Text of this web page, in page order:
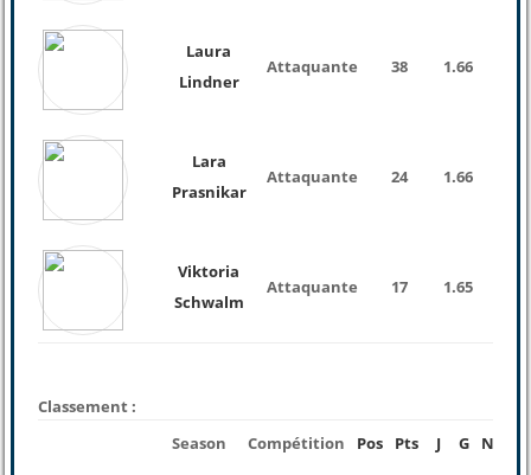
Laura
Lindner
Attaquante 38 1.66
Lara
Prasnikar
Attaquante 24 1.66
Viktoria
Schwalm
Attaquante 17 1.65
Classement :
Season
Compétition Pos Pts J G N